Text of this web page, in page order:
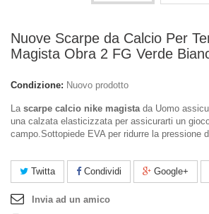
Nuove Scarpe da Calcio Per
Magista Obra 2 FG Verde
Condizione: Nuovo prodotto
La scarpe calcio nike magistada Uomo
una calzata elasticizzata per assicurarti un
campo.Sottopiede EVA per ridurre la pressione
Twitta Condividi Google+
Invia ad un amico